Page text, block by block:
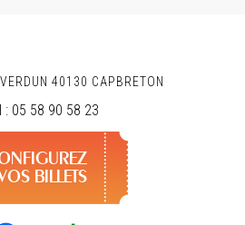
40130 CAPBRETON
: 05 58 90 58 23
BILLETS